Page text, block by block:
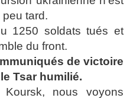
tard.
1250 soldats tués et
du front.
de victoire
Tsar humilié.
nous voyons